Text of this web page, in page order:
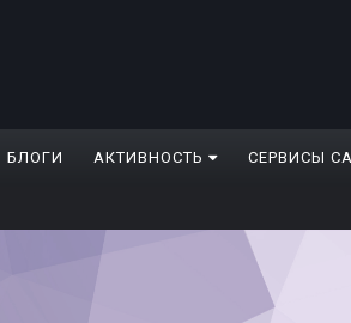
БЛОГИ АКТИВНОСТЬ СЕРВИСЫ